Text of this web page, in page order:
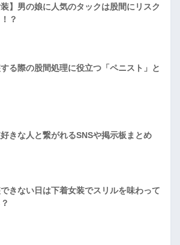
装】男の娘に人気のタックは股間にリスク
？
る際の股間処理に役立つ「ペニスト」と
きな人と繋がれるSNSや掲示板まとめ
きない日は下着女装でスリルを味わって